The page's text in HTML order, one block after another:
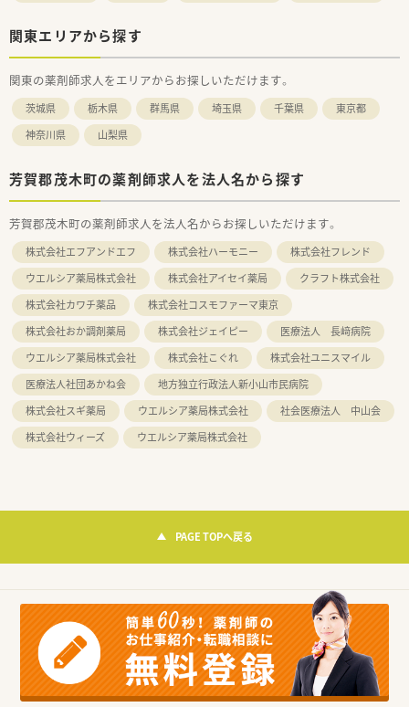
関東エリアから探す
関東の薬剤師求人をエリアからお探しいただけます。
茨城県 栃木県 群馬県 埼玉県 千葉県
東京都
神奈川県
山梨県
芳賀郡茂木町の薬剤師求人を法人名から探す
芳賀郡茂木町の薬剤師求人を法人名からお探しいただけます。
株式会社エフアンドエフ 株式会社ハーモニー
株式会社フレンド
ウエルシア薬局株式会社
株式会社アイセイ薬局
クラフト株式会社
株式会社カワチ薬品
株式会社コスモファーマ東京
株式会社おか調剤薬局
株式会社ジェイピー
医療法人 長﨑病院
ウエルシア薬局株式会社
株式会社こぐれ
株式会社ユニスマイル
医療法人社団あかね会
地方独立行政法人新小山市民病院
株式会社スギ薬局
ウエルシア薬局株式会社
社会医療法人 中山会
株式会社ウィーズ
ウエルシア薬局株式会社
PAGE TOPへ戻る